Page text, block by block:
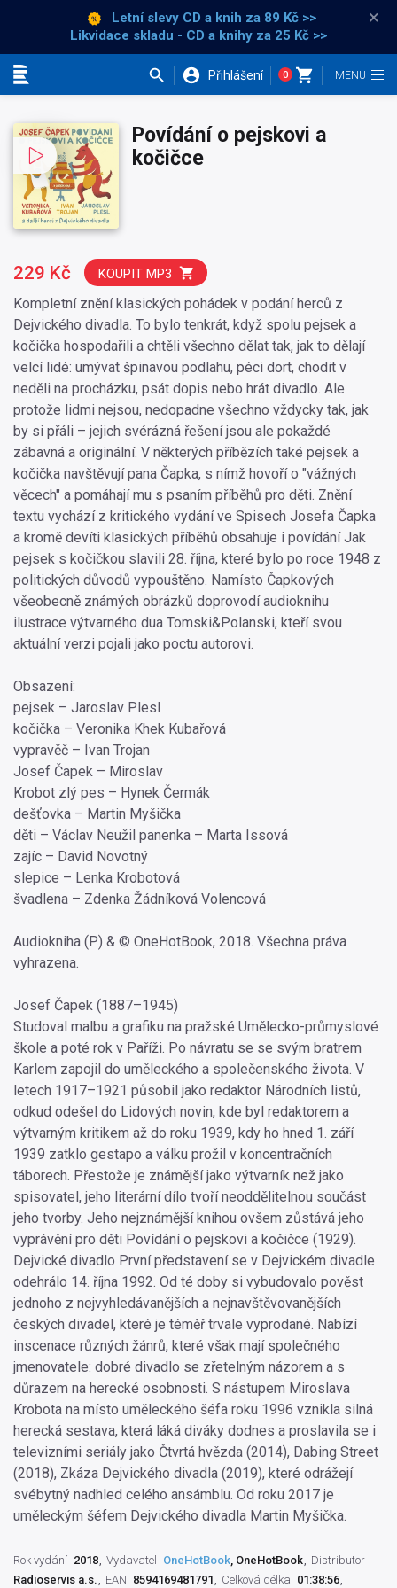
Letní slevy CD a knih za 89 Kč >>
Likvidace skladu - CD a knihy za 25 Kč >>
×
Přihlášení 0
Povídání o pejskovi a
kočičce
Kompletní znění klasických pohádek v podání herců z
Dejvického divadla. To bylo tenkrát, když spolu pejsek a
kočička hospodařili a chtěli všechno dělat tak, jak to dělají
velcí lidé: umývat špinavou podlahu, péci dort, chodit v
neděli na procházku, psát dopis nebo hrát divadlo. Ale
protože lidmi nejsou, nedopadne všechno vždycky tak, jak
by si přáli – jejich svérázná řešení jsou ale pokaždé
zábavná a originální. V některých příbězích také pejsek a
kočička navštěvují pana Čapka, s nímž hovoří o "vážných
věcech" a pomáhají mu s psaním příběhů pro děti. Znění
textu vychází z kritického vydání ve Spisech Josefa Čapka
a kromě devíti klasických příběhů obsahuje i povídání Jak
pejsek s kočičkou slavili 28. října, které bylo po roce 1948 z
politických důvodů vypouštěno. Namísto Čapkových
všeobecně známých obrázků doprovodí audioknihu
ilustrace výtvarného dua Tomski&Polanski, kteří svou
aktuální verzi pojali jako poctu autorovi.
Obsazení:
pejsek – Jaroslav Plesl
kočička – Veronika Khek Kubařová
vypravěč – Ivan Trojan
Josef Čapek – Miroslav
Krobot zlý pes – Hynek Čermák
dešťovka – Martin Myšička
děti – Václav Neužil panenka – Marta Issová
zajíc – David Novotný
slepice – Lenka Krobotová
švadlena – Zdenka Žádníková Volencová
Audiokniha (P) & © OneHotBook, 2018. Všechna práva
vyhrazena.
Josef Čapek (1887–1945)
Studoval malbu a grafiku na pražské Umělecko-průmyslové
škole a poté rok v Paříži. Po návratu se se svým bratrem
Karlem zapojil do uměleckého a společenského života. V
letech 1917–1921 působil jako redaktor Národních listů,
odkud odešel do Lidových novin, kde byl redaktorem a
výtvarným kritikem až do roku 1939, kdy ho hned 1. září
1939 zatklo gestapo a válku prožil v koncentračních
táborech. Přestože je známější jako výtvarník než jako
spisovatel, jeho literární dílo tvoří neoddělitelnou součást
jeho tvorby. Jeho nejznámější knihou ovšem zůstává jeho
vyprávění pro děti Povídání o pejskovi a kočičce (1929).
Dejvické divadlo První představení se v Dejvickém divadle
odehrálo 14. října 1992. Od té doby si vybudovalo pověst
jednoho z nejvyhledávanějších a nejnavštěvovanějších
českých divadel, které je téměř trvale vyprodané. Nabízí
inscenace různých žánrů, které však mají společného
jmenovatele: dobré divadlo se zřetelným názorem a s
důrazem na herecké osobnosti. S nástupem Miroslava
Krobota na místo uměleckého šéfa roku 1996 vznikla silná
herecká sestava, která láká diváky dodnes a proslavila se i
televizními seriály jako Čtvrtá hvězda (2014), Dabing Street
(2018), Zkáza Dejvického divadla (2019), které odrážejí
svébytný nadhled celého ansámblu. Od roku 2017 je
uměleckým šéfem Dejvického divadla Martin Myšička.
229 Kč KOUPIT MP3
Rok vydání 2018 Vydavatel OneHotBook, OneHotBook
Distributor
Radioservis a.s.
EAN 8594169481791 Celková délka 01:38:56